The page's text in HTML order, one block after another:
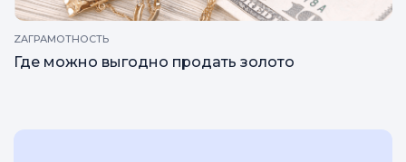
ZAГРАМОТНОСТЬ
Где можно выгодно продать золото